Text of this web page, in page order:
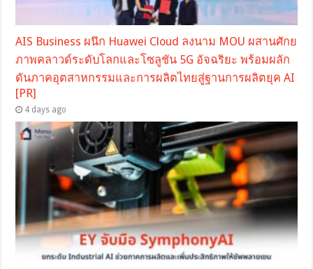
AIS Business ผนึก Huawei Cloud ลงนาม MOU ผสานศักย
ภาพคลาวด์ระดับโลกและโซลูชัน 5G อัจฉริยะ พร้อมผลัก
ดันภาคอุตสาหกรรมและการผลิตไทยสู่ฐานการผลิตยุค AI
[PR]
4 days ago